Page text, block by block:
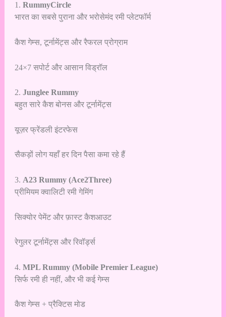
1. RummyCircle
भारत का सबसे पुराना और भरोसेमंद रमी प्लेटफॉर्म
कैश गेम्स, टूर्नामेंट्स और रैफरल प्रोग्राम
24×7 सपोर्ट और आसान विड्रॉल
2. Junglee Rummy
बहुत सारे कैश बोनस और टूर्नामेंट्स
यूज़र फ्रेंडली इंटरफेस
सैकड़ों लोग यहाँ हर दिन पैसा कमा रहे हैं
3. A23 Rummy (Ace2Three)
प्रीमियम क्वालिटी रमी गेमिंग
सिक्योर पेमेंट और फ़ास्ट कैशआउट
रेगुलर टूर्नामेंट्स और रिवॉर्ड्स
4. MPL Rummy (Mobile Premier League)
सिर्फ रमी ही नहीं, और भी कई गेम्स
कैश गेम्स + प्रैक्टिस मोड